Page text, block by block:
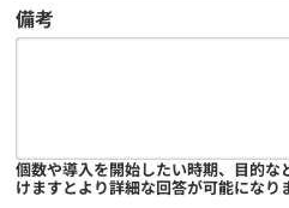
備考
個数や導入を開始したい時期、目的
けますとより詳細な回答が可能になり